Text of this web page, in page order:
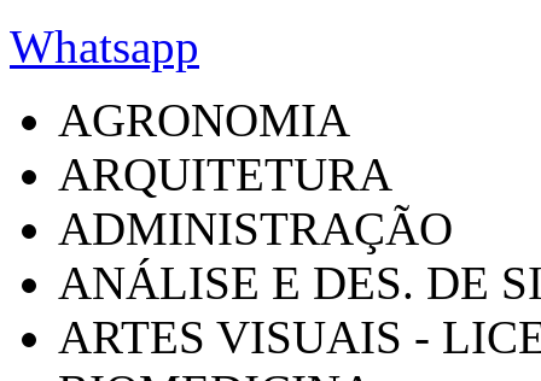
Whatsapp
AGRONOMIA
ARQUITETURA
ADMINISTRAÇÃO
ANÁLISE E DES. DE
ARTES VISUAIS -